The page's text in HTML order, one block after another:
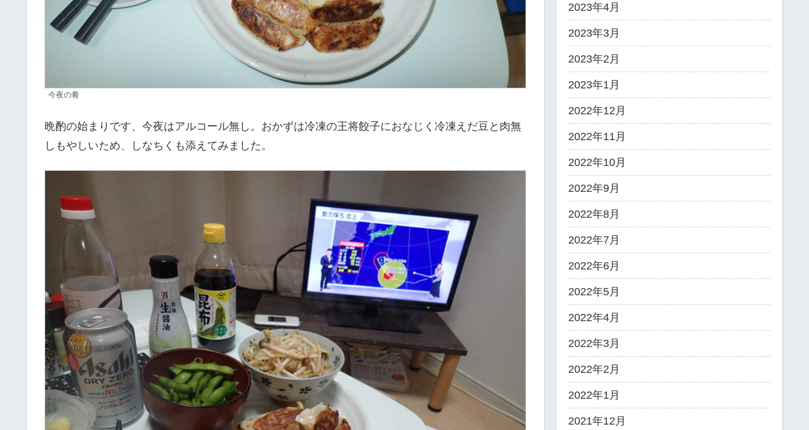
今夜の肴
晩酌の始まりです、今夜はアルコール無し。おかずは冷凍の王将餃子におなじく冷凍えだ豆と肉無
しもやしいため、しなちくも添えてみました。
2023年4月
2023年3月
2023年2月
2023年1月
2022年12月
2022年11月
2022年10月
2022年9月
2022年8月
2022年7月
2022年6月
2022年5月
2022年4月
2022年3月
2022年2月
2022年1月
2021年12月